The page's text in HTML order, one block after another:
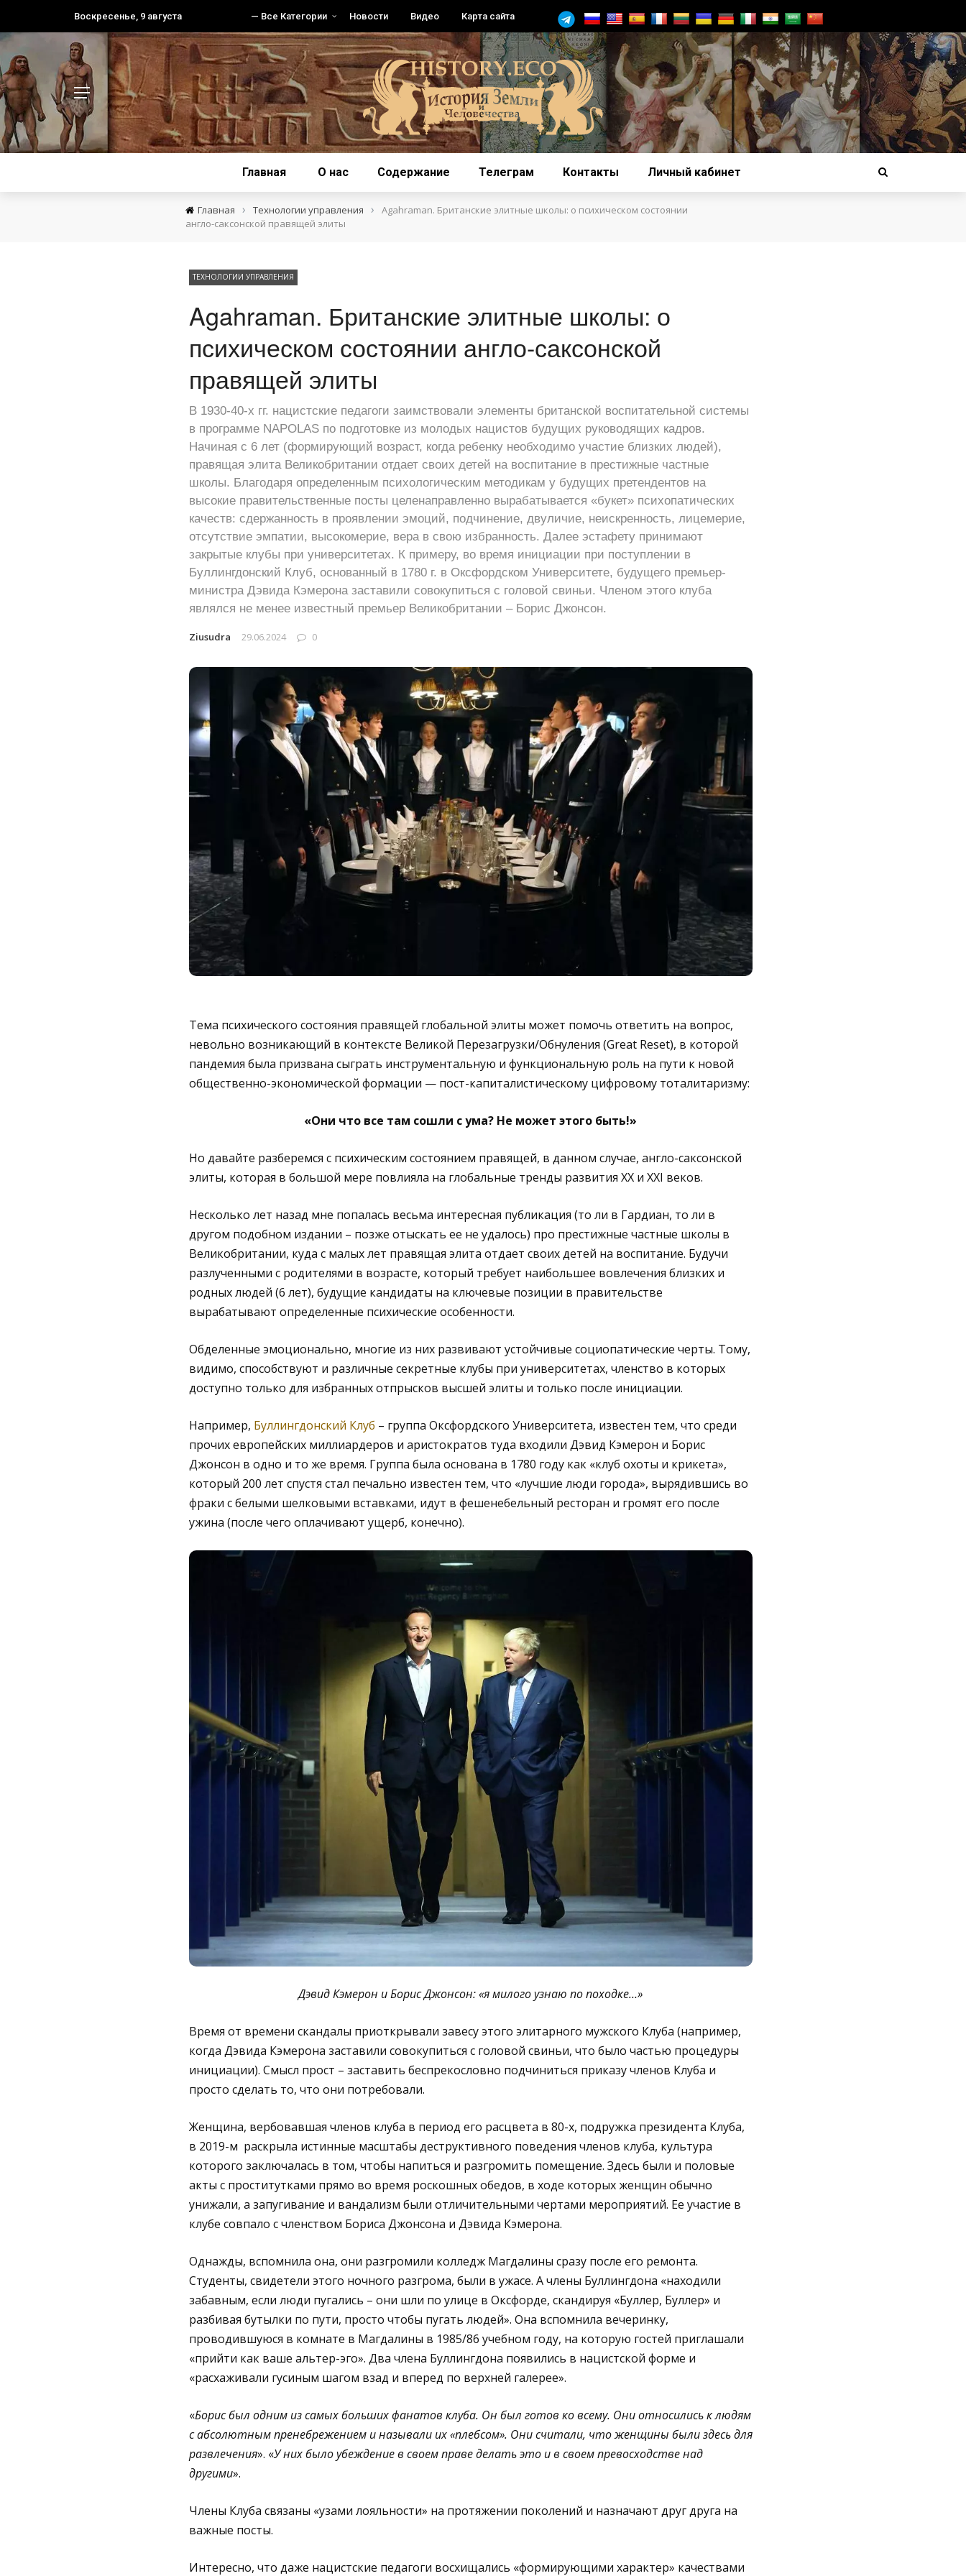
Воскресенье, 9 августа — Все Категории Новости Видео Карта сайта
Главная О нас Содержание Телеграм Контакты Личный кабинет
Главная › Технологии управления ›
Agahraman. Британские элитные школы: о психическом состоянии
англо-саксонской правящей элиты
ТЕХНОЛОГИИ УПРАВЛЕНИЯ
Agahraman. Британские элитные школы: о
психическом состоянии англо-саксонской
правящей элиты
В 1930-40-х гг. нацистские педагоги заимствовали элементы британской воспитательной системы
в программе NAPOLAS по подготовке из молодых нацистов будущих руководящих кадров.
Начиная с 6 лет (формирующий возраст, когда ребенку необходимо участие близких людей),
правящая элита Великобритании отдает своих детей на воспитание в престижные частные
школы. Благодаря определенным психологическим методикам у будущих претендентов на
высокие правительственные посты целенаправленно вырабатывается «букет» психопатических
качеств: сдержанность в проявлении эмоций, подчинение, двуличие, неискренность, лицемерие,
отсутствие эмпатии, высокомерие, вера в свою избранность. Далее эстафету принимают
закрытые клубы при университетах. К примеру, во время инициации при поступлении в
Буллингдонский Клуб, основанный в 1780 г. в Оксфордском Университете, будущего премьер-
министра Дэвида Кэмерона заставили совокупиться с головой свиньи. Членом этого клуба
являлся не менее известный премьер Великобритании – Борис Джонсон.
Ziusudra 29.06.2024 0
Тема психического состояния правящей глобальной элиты может помочь ответить на вопрос,
невольно возникающий в контексте Великой Перезагрузки/Обнуления (Great Reset), в которой
пандемия была призвана сыграть инструментальную и функциональную роль на пути к новой
общественно-экономической формации — пост-капиталистическому цифровому тоталитаризму:
«Они что все там сошли с ума? Не может этого быть!»
Но давайте разберемся с психическим состоянием правящей, в данном случае, англо-саксонской
элиты, которая в большой мере повлияла на глобальные тренды развития XX и XXI веков.
Несколько лет назад мне попалась весьма интересная публикация (то ли в Гардиан, то ли в
другом подобном издании – позже отыскать ее не удалось) про престижные частные школы в
Великобритании, куда с малых лет правящая элита отдает своих детей на воспитание. Будучи
разлученными с родителями в возрасте, который требует наибольшее вовлечения близких и
родных людей (6 лет), будущие кандидаты на ключевые позиции в правительстве
вырабатывают определенные психические особенности.
Обделенные эмоционально, многие из них развивают устойчивые социопатические черты. Тому,
видимо, способствуют и различные секретные клубы при университетах, членство в которых
доступно только для избранных отпрысков высшей элиты и только после инициации.
Например, Буллингдонский Клуб – группа Оксфордского Университета, известен тем, что среди
прочих европейских миллиардеров и аристократов туда входили Дэвид Кэмерон и Борис
Джонсон в одно и то же время. Группа была основана в 1780 году как «клуб охоты и крикета»,
который 200 лет спустя стал печально известен тем, что «лучшие люди города», вырядившись во
фраки с белыми шелковыми вставками, идут в фешенебельный ресторан и громят его после
ужина (после чего оплачивают ущерб, конечно).
Дэвид Кэмерон и Борис Джонсон: «я милого узнаю по походке…»
Время от времени скандалы приоткрывали завесу этого элитарного мужского Клуба (например,
когда Дэвида Кэмерона заставили совокупиться с головой свиньи, что было частью процедуры
инициации). Смысл прост – заставить беспрекословно подчиниться приказу членов Клуба и
просто сделать то, что они потребовали.
Женщина, вербовавшая членов клуба в период его расцвета в 80-х, подружка президента Клуба,
в 2019-м раскрыла истинные масштабы деструктивного поведения членов клуба, культура
которого заключалась в том, чтобы напиться и разгромить помещение. Здесь были и половые
акты с проститутками прямо во время роскошных обедов, в ходе которых женщин обычно
унижали, а запугивание и вандализм были отличительными чертами мероприятий. Ее участие в
клубе совпало с членством Бориса Джонсона и Дэвида Кэмерона.
Однажды, вспомнила она, они разгромили колледж Магдалины сразу после его ремонта.
Студенты, свидетели этого ночного разгрома, были в ужасе. А члены Буллингдона «находили
забавным, если люди пугались – они шли по улице в Оксфорде, скандируя «Буллер, Буллер» и
разбивая бутылки по пути, просто чтобы пугать людей». Она вспомнила вечеринку,
проводившуюся в комнате в Магдалины в 1985/86 учебном году, на которую гостей приглашали
«прийти как ваше альтер-эго». Два члена Буллингдона появились в нацистской форме и
«расхаживали гусиным шагом взад и вперед по верхней галерее».
«Борис был одним из самых больших фанатов клуба. Он был готов ко всему. Они относились к людям
с абсолютным пренебрежением и называли их «плебсом». Они считали, что женщины были здесь для
развлечения». «У них было убеждение в своем праве делать это и в своем превосходстве над
другими».
Члены Клуба связаны «узами лояльности» на протяжении поколений и назначают друг друга на
важные посты.
Интересно, что даже нацистские педагоги восхищались «формирующими характер» качествами